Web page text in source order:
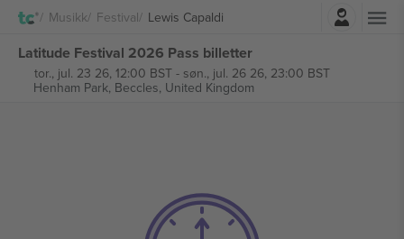
Musikk Festival Lewis Capaldi
Latitude Festival 2026 Pass billetter
tor., jul. 23 26, 12:00 BST- søn., jul. 26 26, 23:00 BST
Henham Park, Beccles, United Kingdom